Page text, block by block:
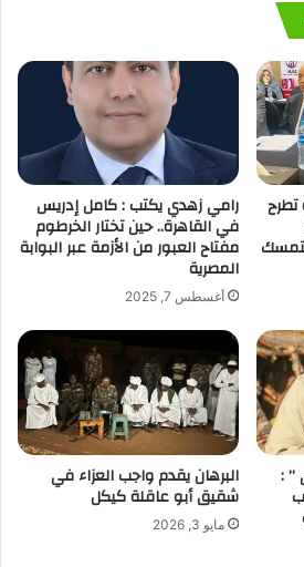
رامي زهدي يكتب : كامل إدريس
في القاهرة.. حين تختار الخرطوم
مفتاح العبور من الأزمة عبر البوابة
المصرية
أغسطس 7, 2025
” : البرهان يقدم واجب العزاء في
شقيق أبو عاقلة كيكل
مايو 3, 2026